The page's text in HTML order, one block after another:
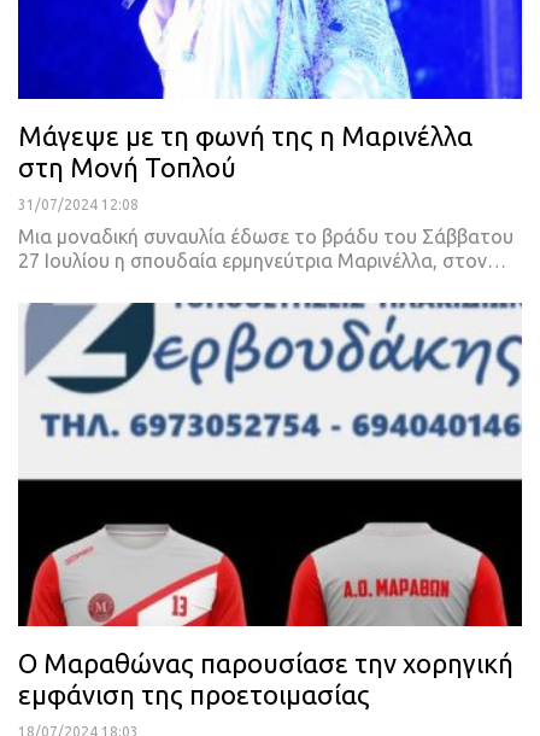
Μάγεψε με τη φωνή της η Μαρινέλλα
στη Μονή Τοπλού
31/07/2024 12:08
Μια μοναδική συναυλία έδωσε το βράδυ του Σάββατου
27 Ιουλίου η σπουδαία ερμηνεύτρια Μαρινέλλα, στον…
Ο Μαραθώνας παρουσίασε την χορηγική
εμφάνιση της προετοιμασίας
18/07/2024 18:03